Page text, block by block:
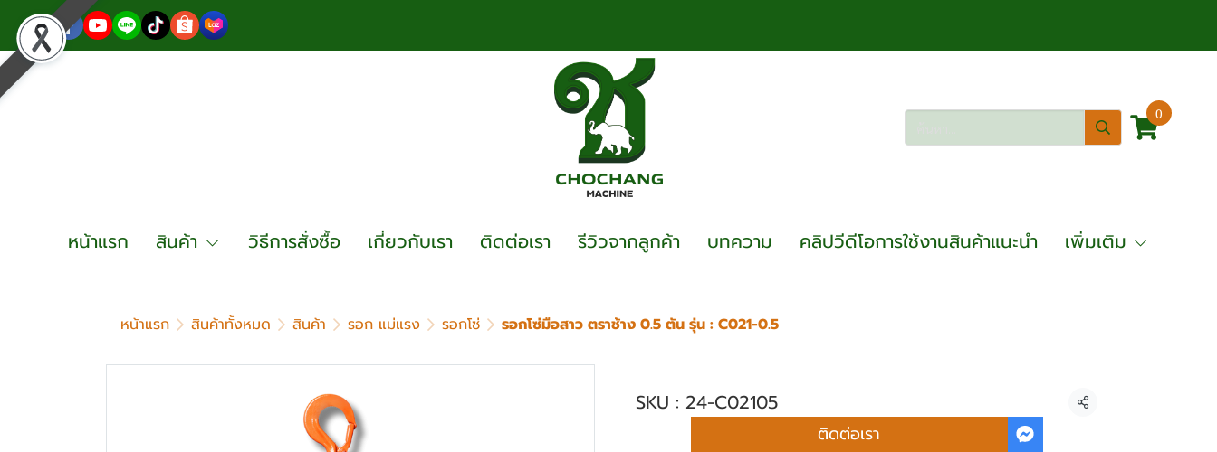
0
หน้าแรก สินค้า วิธีการสั่งซื้อ เกี่ยวกับเรา ติดต่อเรา รีวิวจากลูกค้า บทความ คลิปวีดีโอการใช้งานสินค้าแนะนำ เพิ่มเติม
หน้าแรก สินค้าทั้งหมด สินค้า รอก แม่แรง รอกโซ่ รอกโซ่มือสาว ตราช้าง 0.5 ตัน รุ่น : C021-0.5
SKU : 24-C02105
แชร์
ติดต่อเรา